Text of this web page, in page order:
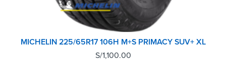
MICHELIN 225/65R17 106H M+S PRIMACY SUV+ XL
S/1,100.00